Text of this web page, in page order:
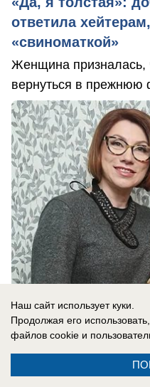
ответила
«свиноматкой»
Женщина призналась,
вернуться в прежнюю
07.08.2026
Наш сайт использует куки.
Продолжая его
файлов cookie и